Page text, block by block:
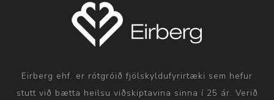
Eirberg ehf. er rótgróið fjölskyldufyrirtæki sem hefur
stutt við bætta heilsu viðskiptavina sinna í 25 ár. Verið